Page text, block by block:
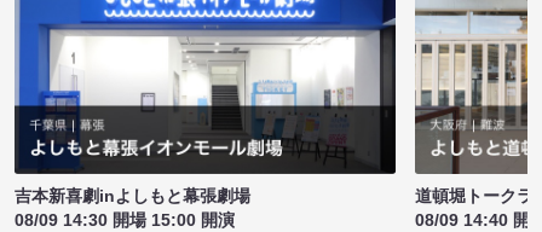
吉本新喜劇inよしもと幕張劇場
08/09 14:30 開場 15:00 開演
道頓堀トークラ
08/09 14:40 開